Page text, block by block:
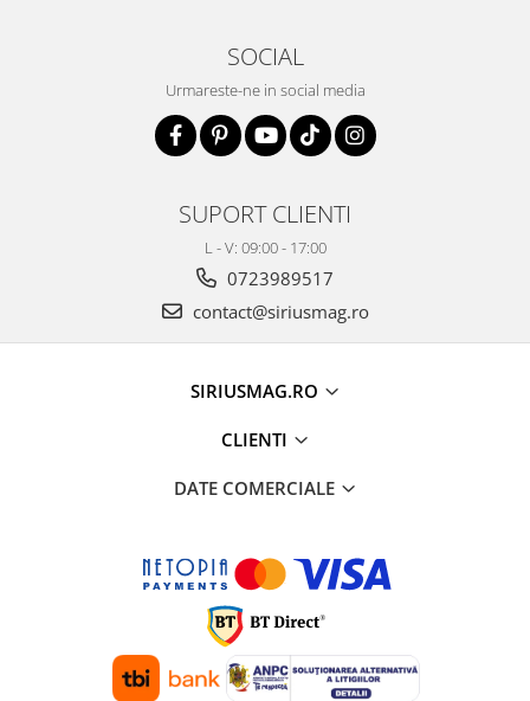
SOCIAL
Urmareste-ne in social media
SUPORT CLIENTI
L - V: 09:00 - 17:00
0723989517
contact@siriusmag.ro
SIRIUSMAG.RO
CLIENTI
DATE COMERCIALE